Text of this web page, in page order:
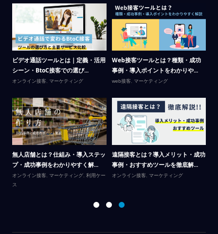
リモートサポートツールにLiveCall
が最適な理由｜簡単導...
LiveCallについて ,オンライン接客
リモートサポートツールで応対時間
が74％短縮、申込は1.6倍
オンライン接客,利用ケース
カスタマーサポートツールの選び方
｜比較・導入メリット・最新機...
オンライン接客
リモートサポートとは？顧客満足度
と業務効率を上げる導入ガイド